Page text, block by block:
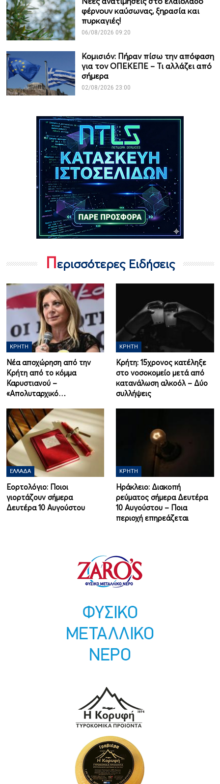
φέρνουν καύσωνας, ξηρασία και
πυρκαγιές!
06/08/2026 09:20
Κομισιόν: Πήραν πίσω την απόφαση
για τον ΟΠΕΚΕΠΕ – Τι αλλάζει από
σήμερα
02/08/2026 23:00
Περισσότερες Ειδήσεις
ΚΡΉΤΗ
Νέα αποχώρηση από την
Κρήτη από το κόμμα
Καρυστιανού –
«Απολυταρχικό…
ΚΡΉΤΗ
Κρήτη: 15χρονος κατέληξε
στο νοσοκομείο μετά από
κατανάλωση αλκοόλ – Δύο
συλλήψεις
ΕΛΛΆΔΑ
Εορτολόγιο: Ποιοι
γιορτάζουν σήμερα
Δευτέρα 10 Αυγούστου
ΚΡΉΤΗ
Ηράκλειο: Διακοπή
ρεύματος σήμερα Δευτέρα
10 Αυγούστου – Ποια
περιοχή επηρεάζεται